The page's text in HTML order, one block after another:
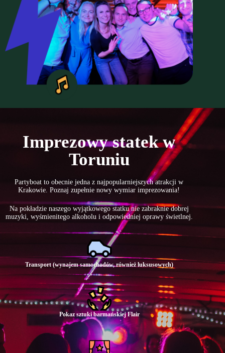
Imprezowy statek w
Toruniu
Partyboat to obecnie jedna z najpopularniejszych atrakcji w
Krakowie. Poznaj zupełnie nowy wymiar imprezowania!
Na pokładzie naszego wyjątkowego statku nie zabraknie dobrej
muzyki, wyśmienitego alkoholu i odpowiedniej oprawy świetlnej.
Transport (wynajem samochodów, również luksusowych)
Pokaz sztuki barmańskiej Flair